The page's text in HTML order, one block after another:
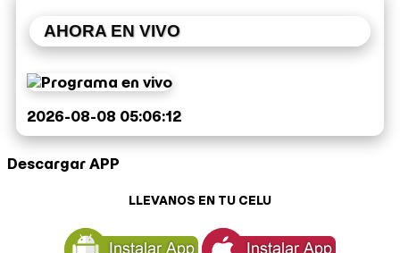
AHORA EN VIVO
2026-08-08 05:06:12
Descargar APP
LLEVANOS EN TU CELU